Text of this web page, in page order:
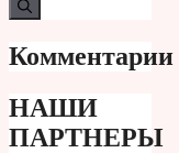
Комментарии
НАШИ
ПАРТНЕРЫ